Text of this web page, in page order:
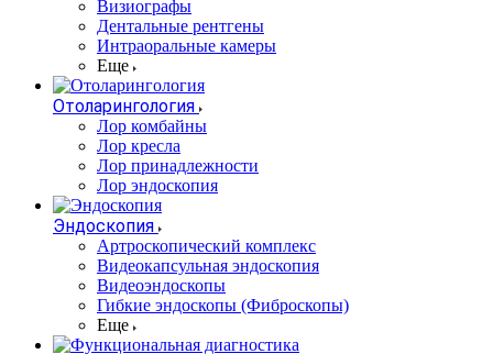
Визиографы
Дентальные рентгены
Интраоральные камеры
Еще
Отоларингология
Лор комбайны
Лор кресла
Лор принадлежности
Лор эндоскопия
Эндоскопия
Артроскопический комплекс
Видеокапсульная эндоскопия
Видеоэндоскопы
Гибкие эндоскопы (Фиброcкопы)
Еще